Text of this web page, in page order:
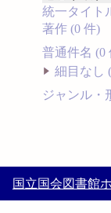
統一タイト
著作 (0 件)
普通件名 (0
細目なし
ジャンル・
国立国会図書館